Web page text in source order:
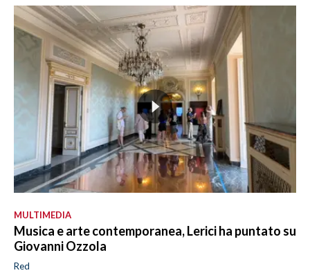
MULTIMEDIA
Musica e arte contemporanea, Lerici ha puntato su
Giovanni Ozzola
Red